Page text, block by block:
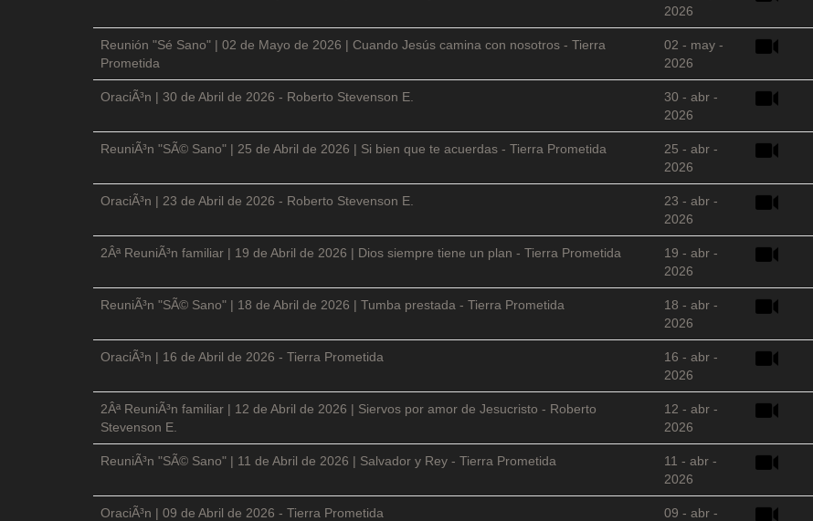
2026
Reunión "Sé Sano" | 02 de Mayo de 2026 | Cuando Jesús camina con nosotros - Tierra
Prometida
02 - may -
2026
OraciÃ³n | 30 de Abril de 2026 - Roberto Stevenson E.
30 - abr -
2026
ReuniÃ³n "SÃ© Sano" | 25 de Abril de 2026 | Si bien que te acuerdas - Tierra Prometida
25 - abr -
2026
OraciÃ³n | 23 de Abril de 2026 - Roberto Stevenson E.
23 - abr -
2026
2Âª ReuniÃ³n familiar | 19 de Abril de 2026 | Dios siempre tiene un plan - Tierra Prometida
19 - abr -
2026
ReuniÃ³n "SÃ© Sano" | 18 de Abril de 2026 | Tumba prestada - Tierra Prometida
18 - abr -
2026
OraciÃ³n | 16 de Abril de 2026 - Tierra Prometida
16 - abr -
2026
2Âª ReuniÃ³n familiar | 12 de Abril de 2026 | Siervos por amor de Jesucristo - Roberto
Stevenson E.
12 - abr -
2026
ReuniÃ³n "SÃ© Sano" | 11 de Abril de 2026 | Salvador y Rey - Tierra Prometida
11 - abr -
2026
OraciÃ³n | 09 de Abril de 2026 - Tierra Prometida
09 - abr -